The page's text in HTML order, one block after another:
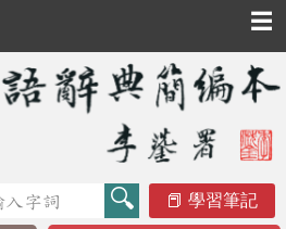
☰
學習筆記